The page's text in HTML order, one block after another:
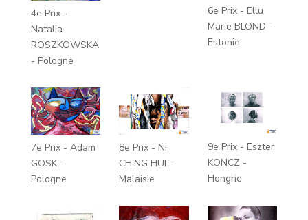
4e Prix -
Natalia
ROSZKOWSKA
- Pologne
6e Prix - Ellu
Marie BLOND -
Estonie
7e Prix - Adam
GOSK -
Pologne
8e Prix - Ni
CH'NG HUI -
Malaisie
9e Prix - Eszter
KONCZ -
Hongrie